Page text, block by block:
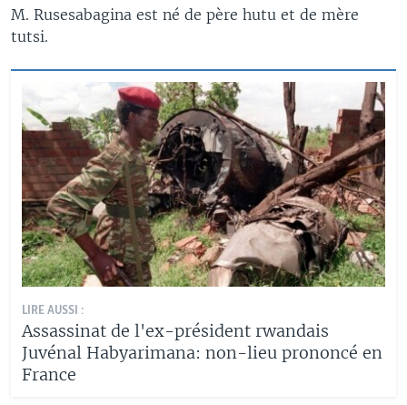
M. Rusesabagina est né de père hutu et de mère
tutsi.
LIRE AUSSI :
Assassinat de l'ex-président rwandais
Juvénal Habyarimana: non-lieu prononcé en
France